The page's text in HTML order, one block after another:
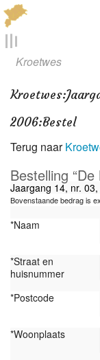
Menu
Locaties
Kaarten
Overig
Kroetwes
Kroetwes:
2006:Bestel
Terug naar
Bestelling “De
Jaargang 14, nr.
Bovenstaande bedrag is
*Naam
*Straat en
huisnummer
*Postcode
*Woonplaats